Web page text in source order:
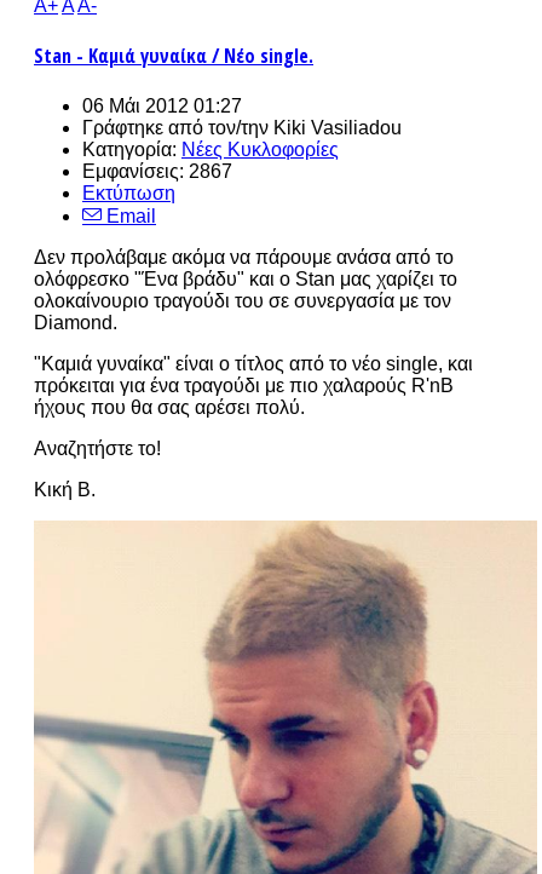
A+AA-
Stan - Καμιά γυναίκα / Νέο single.
06 Μάι 2012 01:27
Γράφτηκε από τον/την Kiki Vasiliadou
Κατηγορία: Νέες Κυκλοφορίες
Εμφανίσεις: 2867
Εκτύπωση
Email
Δεν προλάβαμε ακόμα να πάρουμε ανάσα από το
ολόφρεσκο "Ένα βράδυ" και ο Stan μας χαρίζει το
ολοκαίνουριο τραγούδι του σε συνεργασία με τον
Diamond.
"Καμιά γυναίκα" είναι ο τίτλος από το νέο single, και
πρόκειται για ένα τραγούδι με πιο χαλαρούς R'nB
ήχους που θα σας αρέσει πολύ.
Αναζητήστε το!
Κική Β.